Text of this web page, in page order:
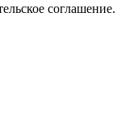
соглашение.